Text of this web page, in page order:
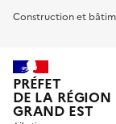
Construction et
PRÉFET
DE LA RÉGION
GRAND EST